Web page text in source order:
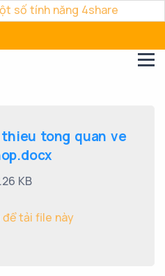
số tính năng 4share
tong quan ve
KB
để tải file này